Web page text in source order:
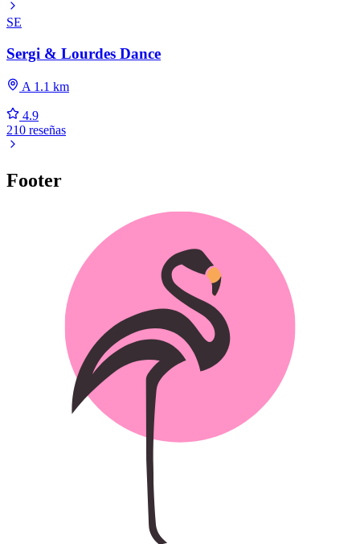
SE
Sergi & Lourdes Dance
A 1.1 km
4.9
210 reseñas
Footer